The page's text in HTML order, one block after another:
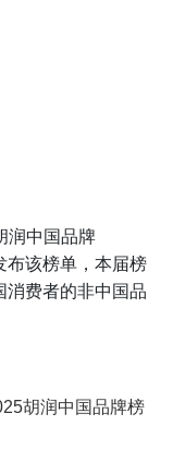
润中国品牌
布该榜单，本届榜
消费者的非中国品
胡润中国品牌榜